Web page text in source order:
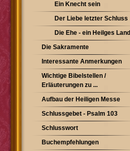
Ein Knecht sein
Der Liebe letzter Schluss
Die Ehe - ein Heilges Land
Die Sakramente
Interessante Anmerkungen
Wichtige Bibelstellen /
Erläuterungen zu ...
Aufbau der Heiligen Messe
Schlussgebet - Psalm 103
Schlusswort
Buchempfehlungen